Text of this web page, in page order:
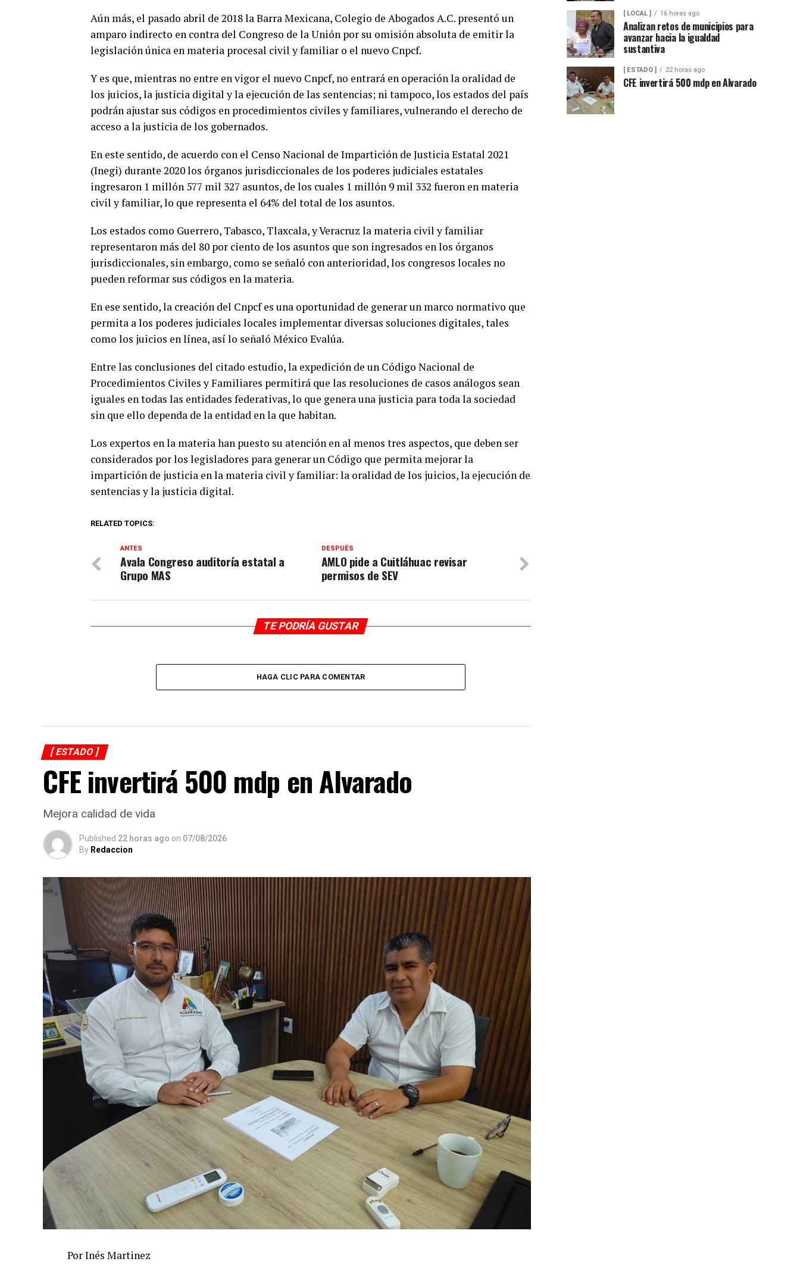
Aún más, el pasado abril de 2018 la Barra Mexicana, Colegio de Abogados A.C. presentó un
amparo indirecto en contra del Congreso de la Unión por su omisión absoluta de emitir la
legislación única en materia procesal civil y familiar o el nuevo Cnpcf.
Y es que, mientras no entre en vigor el nuevo Cnpcf, no entrará en operación la oralidad de
los juicios, la justicia digital y la ejecución de las sentencias; ni tampoco, los estados del país
podrán ajustar sus códigos en procedimientos civiles y familiares, vulnerando el derecho de
acceso a la justicia de los gobernados.
En este sentido, de acuerdo con el Censo Nacional de Impartición de Justicia Estatal 2021
(Inegi) durante 2020 los órganos jurisdiccionales de los poderes judiciales estatales
ingresaron 1 millón 577 mil 327 asuntos, de los cuales 1 millón 9 mil 332 fueron en materia
civil y familiar, lo que representa el 64% del total de los asuntos.
Los estados como Guerrero, Tabasco, Tlaxcala, y Veracruz la materia civil y familiar
representaron más del 80 por ciento de los asuntos que son ingresados en los órganos
jurisdiccionales, sin embargo, como se señaló con anterioridad, los congresos locales no
pueden reformar sus códigos en la materia.
En ese sentido, la creación del Cnpcf es una oportunidad de generar un marco normativo que
permita a los poderes judiciales locales implementar diversas soluciones digitales, tales
como los juicios en línea, así lo señaló México Evalúa.
Entre las conclusiones del citado estudio, la expedición de un Código Nacional de
Procedimientos Civiles y Familiares permitirá que las resoluciones de casos análogos sean
iguales en todas las entidades federativas, lo que genera una justicia para toda la sociedad
sin que ello dependa de la entidad en la que habitan.
Los expertos en la materia han puesto su atención en al menos tres aspectos, que deben ser
considerados por los legisladores para generar un Código que permita mejorar la
impartición de justicia en la materia civil y familiar: la oralidad de los juicios, la ejecución de
sentencias y la justicia digital.
RELATED TOPICS:
DESPUÉS
AMLO pide a Cuitláhuac revisar
permisos de SEV
ANTES
Avala Congreso auditoría estatal a
Grupo MAS
TE PODRÍA GUSTAR
HAGA CLIC PARA COMENTAR
[ ESTADO ]
CFE invertirá 500 mdp en Alvarado
Mejora calidad de vida
Published 22 horas ago on 07/08/2026
By Redaccion
Por Inés Martinez
[ LOCAL ] 16 horas ago
Analizan retos de municipios para
avanzar hacia la igualdad
sustantiva
[ ESTADO ] 22 horas ago
CFE invertirá 500 mdp en Alvarado